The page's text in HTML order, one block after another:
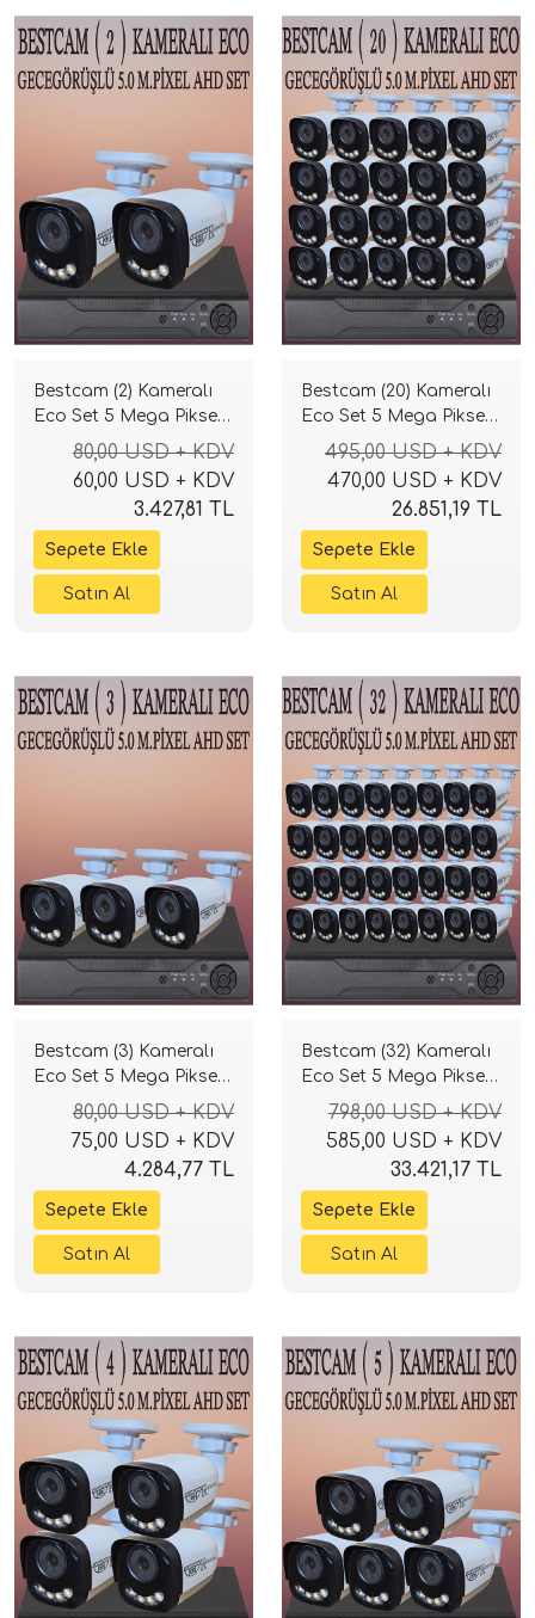
Bestcam (2) Kameralı
Eco Set 5 Mega Piksel
Sony Lensli Full HD
Gece Görüşlü Güvenlik
Kamerası Sistemi
80,00 USD + KDV
60,00 USD + KDV
3.427,81 TL
Bestcam (20) Kameralı
Eco Set 5 Mega Piksel
Sony Lensli Full HD
Gece Görüşlü Güvenlik
Kamerası Sistemi
495,00 USD + KDV
470,00 USD + KDV
26.851,19 TL
Bestcam (3) Kameralı
Eco Set 5 Mega Piksel
Sony Lensli Full HD
Gece Görüşlü Güvenlik
Kamerası Sistemi
80,00 USD + KDV
75,00 USD + KDV
4.284,77 TL
Bestcam (32) Kameralı
Eco Set 5 Mega Piksel
Sony Lensli Full HD
Gece Görüşlü Güvenlik
Kamerası Sistemi
798,00 USD + KDV
585,00 USD + KDV
33.421,17 TL